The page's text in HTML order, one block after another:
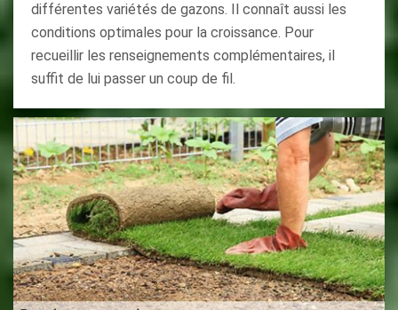
différentes variétés de gazons. Il connaît aussi les
conditions optimales pour la croissance. Pour
recueillir les renseignements complémentaires, il
suffit de lui passer un coup de fil.